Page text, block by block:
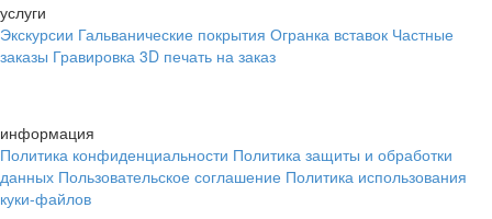
услуги
Экскурсии Гальванические покрытия Огранка вставок Частные
заказы Гравировка 3D печать на заказ
информация
Политика конфиденциальности Политика защиты и обработки
данных Пользовательское соглашение Политика использования
куки-файлов